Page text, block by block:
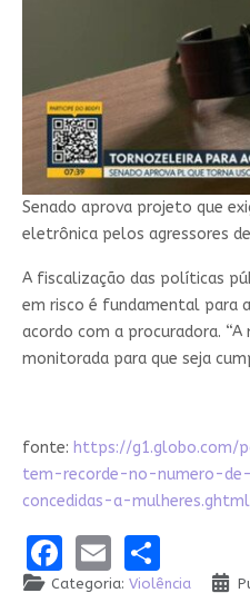
Senado aprova projeto que
eletrônica pelos agressores
A fiscalização das políticas
em risco é fundamental para
acordo com a procuradora.
monitorada para que seja
fonte: https://g1.globo.com/
tem-recorde-no-numero-
concedidas-a-mulheres.ghtml
Facebook
EmailShare
Categoria: Violência